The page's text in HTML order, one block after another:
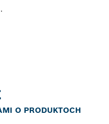
O PRODUKTOCH